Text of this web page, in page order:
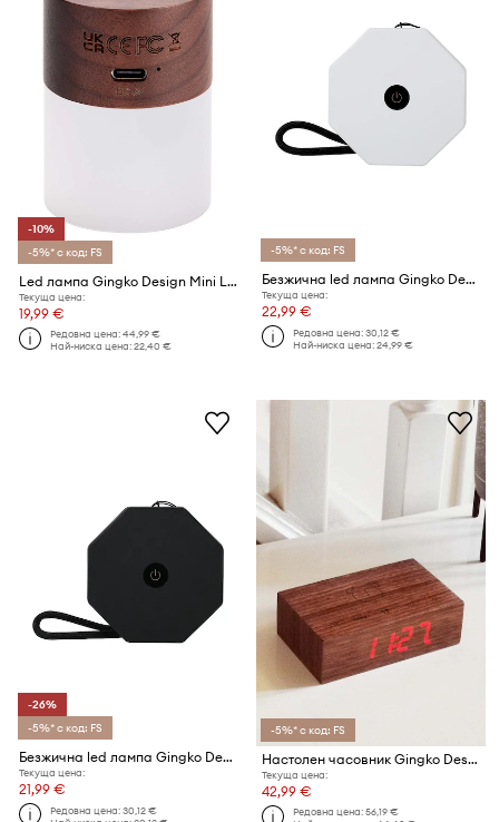
-10%
-5%* с код: FS
Led лампа Gingko Design Mini Lemelia
Текуща цена:
19,99 €
Редовна цена:44,99 €
Най-ниска цена:22,40 €
-5%* с код: FS
Безжична led лампа Gingko Design Mini TwistHexagon Light 8,2 x 8,2 x 1,5 cm
Текуща цена:
22,99 €
Редовна цена:30,12 €
Най-ниска цена:24,99 €
-26%
-5%* с код: FS
Безжична led лампа Gingko Design Mini TwistHexagon Light 8,2 x 8,2 x 1,5 cm
Текуща цена:
21,99 €
Редовна цена:30,12 €
-5%* с код: FS
Настолен часовник Gingko Design Flip Click Clock
Текуща цена:
42,99 €
Редовна цена:56,19 €